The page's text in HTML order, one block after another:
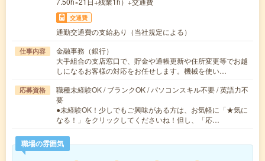
交通費
通勤交通費の支給あり（当社規定による）
仕事内容
金融事務（銀行）
大手組合の支店窓口で、貯金や通帳更新や住所変更等でお越
しになるお客様の対応をお任せします。機械を使い…
応募資格
職種未経験OK / ブランクOK / パソコンスキル不要 / 英語力不
要
●未経験OK！少しでもご興味がある方は、お気軽に「★気に
なる！」をクリックしてくださいね！但し、「応…
職場の雰囲気